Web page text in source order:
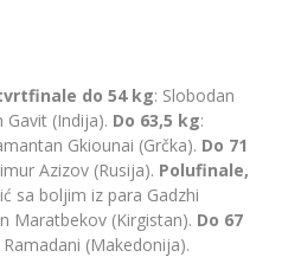
do 54 kg: Slobodan
Gavit (Indija). Do 63,5 kg:
Gkiounai (Grčka). Do 71
Azizov (Rusija). Polufinale,
sa boljim iz para Gadzhi
Maratbekov (Kirgistan). Do 67
(Makedonija).